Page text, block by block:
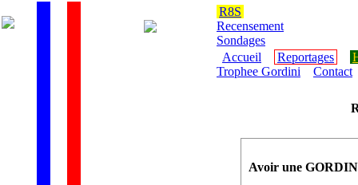
R8S
Recensement
Sondages
Accueil
Reportages
Trophee Gordini
Contact
Avoir une